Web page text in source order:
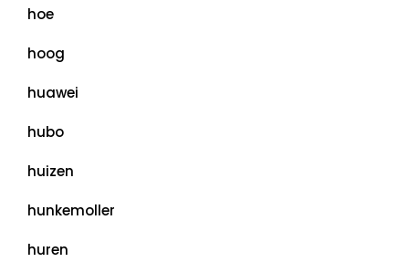
hoe
hoog
huawei
hubo
huizen
hunkemoller
huren